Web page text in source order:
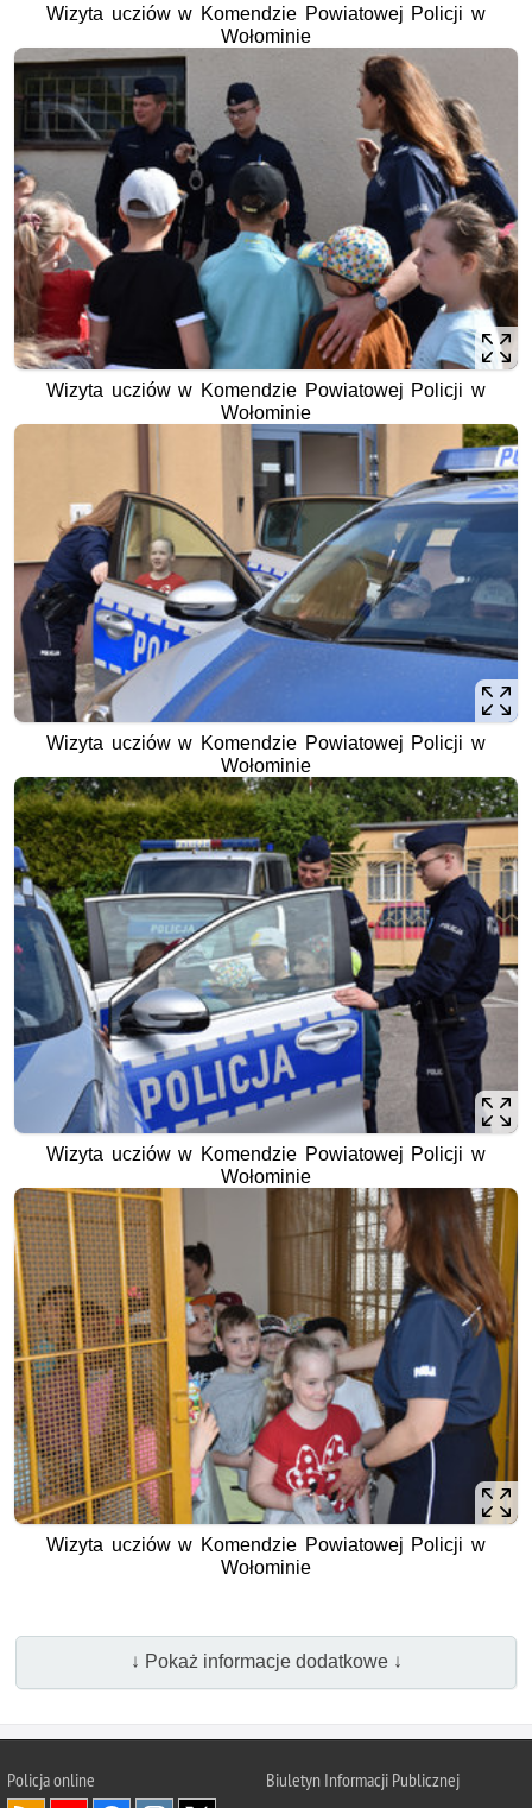
Wizyta ucziów w Komendzie Powiatowej Policji w
Wołominie
Wizyta ucziów w Komendzie Powiatowej Policji w
Wołominie
Wizyta ucziów w Komendzie Powiatowej Policji w
Wołominie
Wizyta ucziów w Komendzie Powiatowej Policji w
Wołominie
Wizyta ucziów w Komendzie Powiatowej Policji w
Wołominie
↓ Pokaż informacje dodatkowe ↓
Policja online Biuletyn Informacji Publicznej